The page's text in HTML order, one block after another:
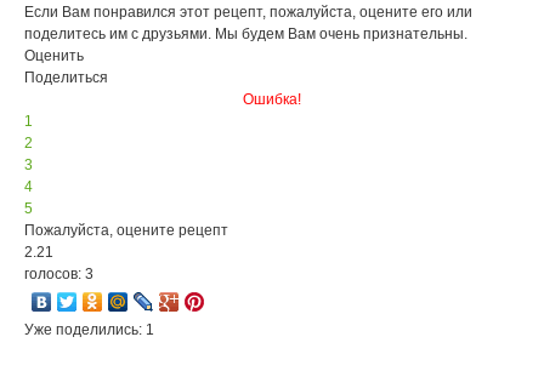
Если Вам понравился этот рецепт, пожалуйста, оцените его или
поделитесь им с друзьями. Мы будем Вам очень признательны.
Оценить
Поделиться
Ошибка!
1
2
3
4
5
Пожалуйста, оцените рецепт
2.21
голосов: 3
Уже поделились: 1